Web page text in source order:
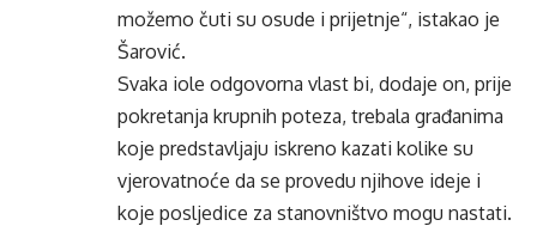
možemo čuti su osude i prijetnje“, istakao je
Šarović.
Svaka iole odgovorna vlast bi, dodaje on, prije
pokretanja krupnih poteza, trebala građanima
koje predstavljaju iskreno kazati kolike su
vjerovatnoće da se provedu njihove ideje i
koje posljedice za stanovništvo mogu nastati.